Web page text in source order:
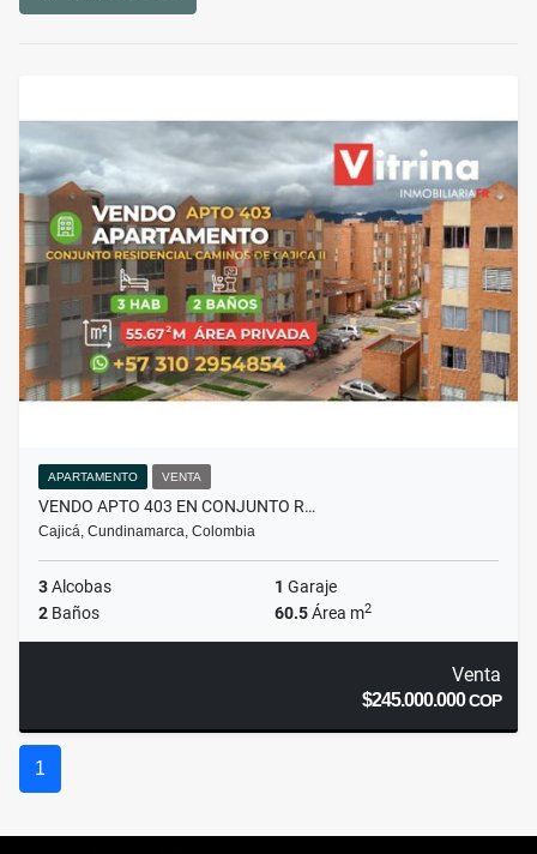
APARTAMENTO VENTA
VENDO APTO 403 EN CONJUNTO R…
Cajicá, Cundinamarca, Colombia
3Alcobas 1 Garaje
2 Baños 60.5Área m2
Venta
$245.000.000COP
1